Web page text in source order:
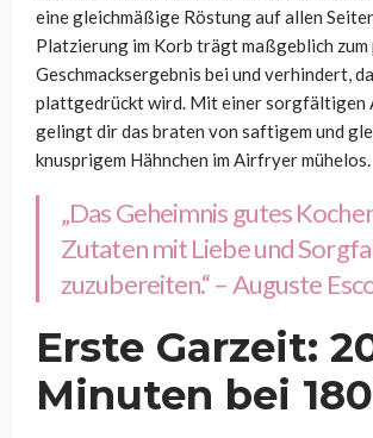
eine gleichmäßige Röstung auf allen
Platzierung im Korb trägt maßgeblich
Geschmacksergebnis bei und verhindert,
plattgedrückt wird. Mit einer sorgfältigen
gelingt dir das braten von saftigem und
knusprigem Hähnchen im Airfryer mühelos.
„Das Geheimnis gutes
Zutaten mit Liebe und
zuzubereiten.“ – Auguste
Erste Garzeit:
Minuten bei